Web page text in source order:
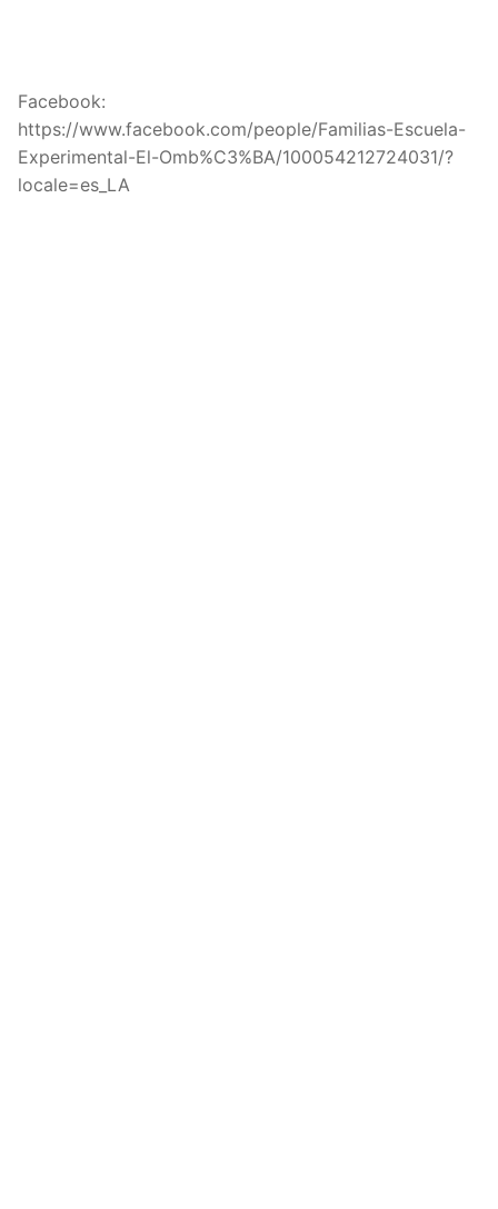
Facebook:
https://www.facebook.com/people/Familias-Escuela-
Experimental-El-Omb%C3%BA/100054212724031/?
locale=es_LA